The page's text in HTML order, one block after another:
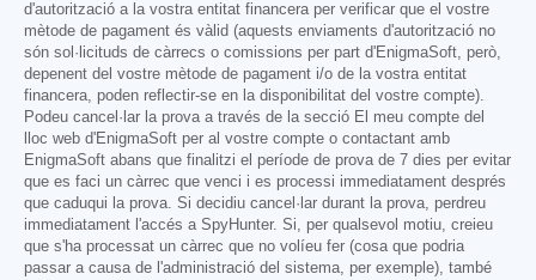
d'autorització a la vostra entitat financera per verificar que el vostre
mètode de pagament és vàlid (aquests enviaments d'autorització no
són sol·licituds de càrrecs o comissions per part d'EnigmaSoft, però,
depenent del vostre mètode de pagament i/o de la vostra entitat
financera, poden reflectir-se en la disponibilitat del vostre compte).
Podeu cancel·lar la prova a través de la secció El meu compte del
lloc web d'EnigmaSoft per al vostre compte o contactant amb
EnigmaSoft abans que finalitzi el període de prova de 7 dies per evitar
que es faci un càrrec que venci i es processi immediatament després
que caduqui la prova. Si decidiu cancel·lar durant la prova, perdreu
immediatament l'accés a SpyHunter. Si, per qualsevol motiu, creieu
que s'ha processat un càrrec que no volíeu fer (cosa que podria
passar a causa de l'administració del sistema, per exemple), també